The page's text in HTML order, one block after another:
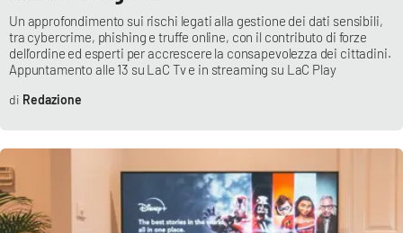
EDIZIONI
LOCALI
Vibo Valentia
Reggio Calabria
Un approfondimento sui rischi legati alla gestione dei dati sensibili,
tra cybercrime, phishing e truffe online, con il contributo di forze
dell’ordine ed esperti per accrescere la consapevolezza dei cittadini.
Appuntamento alle 13 su LaC Tv e in streaming su LaC Play
Redazione